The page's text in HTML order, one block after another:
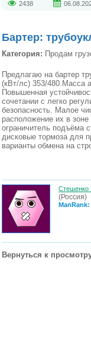
2438
Бартер:
Категория: Продам
Предлагаю на бартер
(кВт/лс) 353/480.Масса
Повышенная
сочетании с легко
безопасность. Малое
расположение их в
ограничитель подъёма
дисковые тормоза для
варианты обмена на
Стешенко
(Россия)
Вернуться к